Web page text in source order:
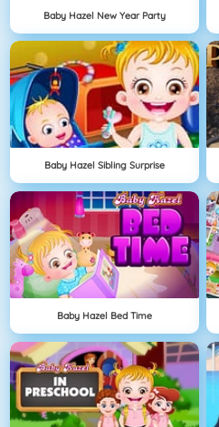
Baby Hazel New Year Party
Baby Hazel Sibling Surprise
Baby Hazel Bed Time